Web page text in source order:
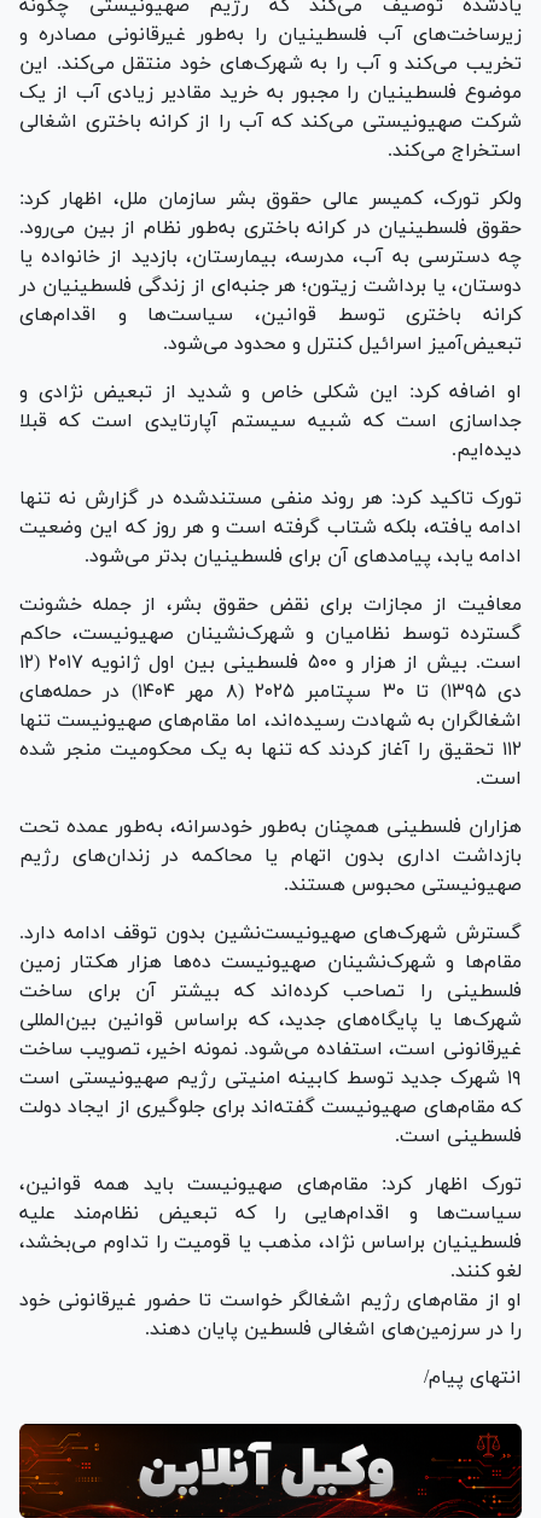
یادشده توصیف می‌کند که رژیم صهیونیستی چگونه
زیرساخت‌های آب فلسطینیان را به‌طور غیرقانونی مصادره و
تخریب می‌کند و آب را به شهرک‌های خود منتقل می‌کند. این
موضوع فلسطینیان را مجبور به خرید مقادیر زیادی آب از یک
شرکت صهیونیستی می‌کند که آب را از کرانه باختری اشغالی
استخراج می‌کند.
ولکر تورک، کمیسر عالی حقوق بشر سازمان ملل، اظهار کرد:
حقوق فلسطینیان در کرانه باختری به‌طور نظام از بین می‌رود.
چه دسترسی به آب، مدرسه، بیمارستان، بازدید از خانواده یا
دوستان، یا برداشت زیتون؛ هر جنبه‌ای از زندگی فلسطینیان در
کرانه باختری توسط قوانین، سیاست‌ها و اقدام‌های
تبعیض‌آمیز اسرائیل کنترل و محدود می‌شود.
او اضافه کرد: این شکلی خاص و شدید از تبعیض نژادی و
جداسازی است که شبیه سیستم آپارتایدی است که قبلا
دیده‌ایم.
تورک تاکید کرد: هر روند منفی مستندشده در گزارش نه تنها
ادامه یافته، بلکه شتاب گرفته است و هر روز که این وضعیت
ادامه یابد، پیامد‌های آن برای فلسطینیان بدتر می‌شود.
معافیت از مجازات برای نقض حقوق بشر، از جمله خشونت
گسترده توسط نظامیان و شهرک‌نشینان صهیونیست، حاکم
است. بیش از هزار و ۵۰۰ فلسطینی بین اول ژانویه ۲۰۱۷ (۱۲
دی ۱۳۹۵) تا ۳۰ سپتامبر ۲۰۲۵ (۸ مهر ۱۴۰۴) در حمله‌های
اشغالگران به شهادت رسیده‌اند، اما مقام‌های صهیونیست تنها
۱۱۲ تحقیق را آغاز کردند که تنها به یک محکومیت منجر شده
است.
هزاران فلسطینی همچنان به‌طور خودسرانه، به‌طور عمده تحت
بازداشت اداری بدون اتهام یا محاکمه در زندان‌های رژیم
صهیونیستی محبوس هستند.
گسترش شهرک‌های صهیونیست‌نشین بدون توقف ادامه دارد.
مقام‌ها و شهرک‌نشینان صهیونیست ده‌ها هزار هکتار زمین
فلسطینی را تصاحب کرده‌اند که بیشتر آن برای ساخت
شهرک‌ها یا پایگاه‌های جدید، که براساس قوانین بین‌المللی
غیرقانونی است، استفاده می‌شود. نمونه اخیر، تصویب ساخت
۱۹ شهرک جدید توسط کابینه امنیتی رژیم صهیونیستی است
که مقام‌های صهیونیست گفته‌اند برای جلوگیری از ایجاد دولت
فلسطینی است.
تورک اظهار کرد: مقام‌های صهیونیست باید همه قوانین،
سیاست‌ها و اقدام‌هایی را که تبعیض نظام‌مند علیه
فلسطینیان براساس نژاد، مذهب یا قومیت را تداوم می‌بخشد،
لغو کنند.
او از مقام‌های رژیم اشغالگر خواست تا حضور غیرقانونی خود
را در سرزمین‌های اشغالی فلسطین پایان دهند.
انتهای پیام/